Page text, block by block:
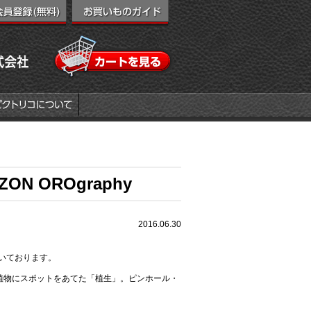
OROgraphy
2016.06.30
おります。
にスポットをあてた「植生」。ピンホール・